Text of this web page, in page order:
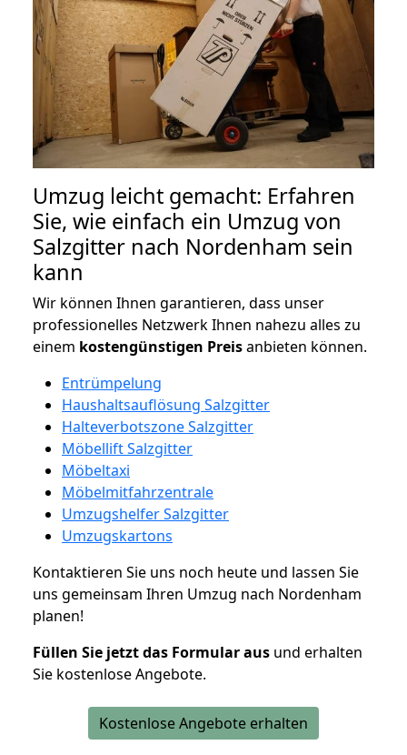
Umzug leicht gemacht: Erfahren
Sie, wie einfach ein Umzug von
Salzgitter nach Nordenham sein
kann
Wir können Ihnen garantieren, dass unser
professionelles Netzwerk Ihnen nahezu alles zu
einem kostengünstigen Preisanbieten können.
Entrümpelung
Haushaltsauflösung Salzgitter
Halteverbotszone Salzgitter
Möbellift Salzgitter
Möbeltaxi
Möbelmitfahrzentrale
Umzugshelfer Salzgitter
Umzugskartons
Kontaktieren Sie uns noch heute und lassen Sie
uns gemeinsam Ihren Umzug nach Nordenham
planen!
Füllen Sie jetzt das Formular aus und erhalten
Sie kostenlose Angebote.
Kostenlose Angebote erhalten